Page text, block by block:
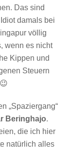
Das sind
damals bei
völlig
wenn es nicht
Kippen und
Steuern
„Spaziergang“
Beringhajo.
die ich hier
natürlich alles